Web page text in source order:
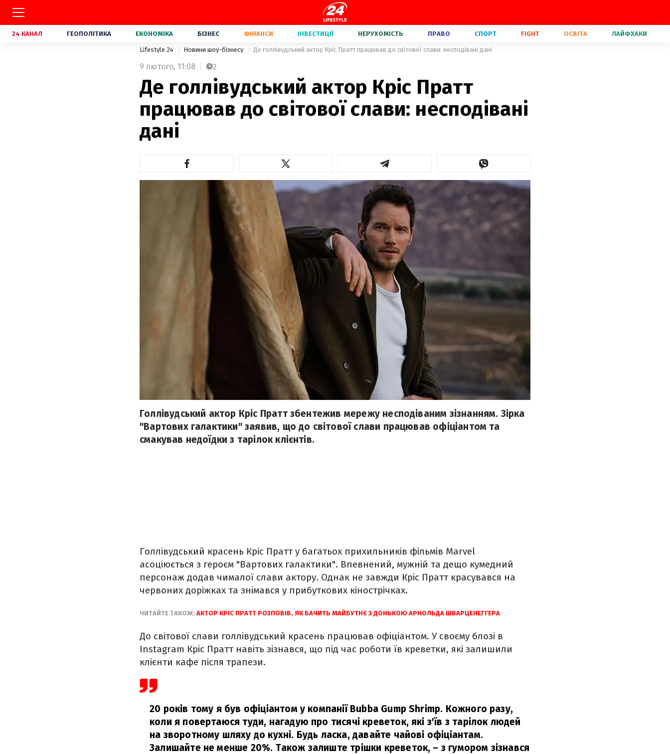
24 КАНАЛ ГЕОПОЛІТИКА ЕКОНОМІКА БІЗНЕС ФІНАНСИ ІНВЕСТИЦІЇ НЕРУХОМІСТЬ ПРАВО СПОРТ FIGHT ОСВІТА ЛАЙФХАКИ
Lifestyle 24 Новини шоу-бізнесу Де голлівудський актор Кріс Пратт працював до світової слави: несподівані дані
9 лютого, 11:08 2
Де голлівудський актор Кріс Пратт
працював до світової слави: несподівані
дані
Голлівудський актор Кріс Пратт збентежив мережу несподіваним зізнанням. Зірка
"Вартових галактики" заявив, що до світової слави працював офіціантом та
смакував недоїдки з тарілок клієнтів.
Голлівудський красень Кріс Пратт у багатьох прихильників фільмів Marvel
асоціюється з героєм "Вартових галактики". Впевнений, мужній та дещо кумедний
персонаж додав чималої слави актору. Однак не завжди Кріс Пратт красувався на
червоних доріжках та знімався у прибуткових кінострічках.
ЧИТАЙТЕ ТАКОЖ: АКТОР КРІС ПРАТТ РОЗПОВІВ, ЯК БАЧИТЬ МАЙБУТНЄ З ДОНЬКОЮ АРНОЛЬДА ШВАРЦЕНЕГГЕРА
До світової слави голлівудський красень працював офіціантом. У своєму блозі в
Instagram Кріс Пратт навіть зізнався, що під час роботи їв креветки, які залишили
клієнти кафе після трапези.
20 років тому я був офіціантом у компанії Bubba Gump Shrimp. Кожного разу,
коли я повертаюся туди, нагадую про тисячі креветок, які з'їв з тарілок людей
на зворотному шляху до кухні. Будь ласка, давайте чайові офіціантам.
Залишайте не менше 20%. Також залиште трішки креветок, – з гумором зізнався